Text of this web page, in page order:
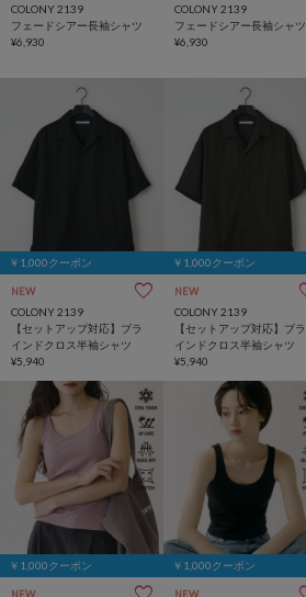
COLONY 2139
フェードシアー長袖シャツ
¥6,930
COLONY 2139
フェードシアー長袖シャツ
¥6,930
￥1,000クーポン
NEW
COLONY 2139
【セットアップ対応】ブラ
インドクロス半袖シャツ
¥5,940
￥1,000クーポン
NEW
COLONY 2139
【セットアップ対応】ブラ
インドクロス半袖シャツ
¥5,940
￥1,000クーポン
NEW
￥1,000クーポン
NEW